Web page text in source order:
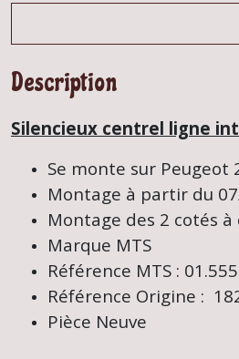
Description
Silencieux centrel ligne
Se monte sur Peugeot
Montage à partir du
Montage des 2 cotés
Marque MTS
Référence MTS :
Référence Origine :
Pièce Neuve